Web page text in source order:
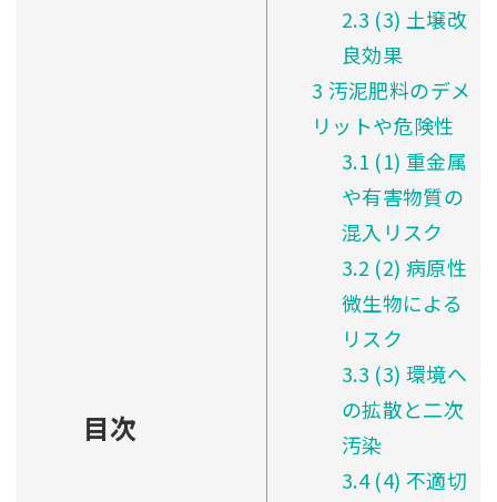
目次
2.3 (3) 土壌改
良効果
3 汚泥肥料のデメ
リットや危険性
3.1 (1) 重金属
や有害物質の
混入リスク
3.2 (2) 病原性
微生物による
リスク
3.3 (3) 環境へ
の拡散と二次
汚染
3.4(4) 不適切